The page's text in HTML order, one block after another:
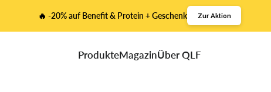
🔥 -20% auf Benefit & Protein + Geschenk Zur Aktion
ProdukteMagazinÜber QLF